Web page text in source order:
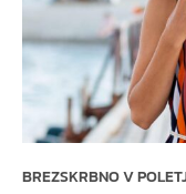
BREZSKRBNO V